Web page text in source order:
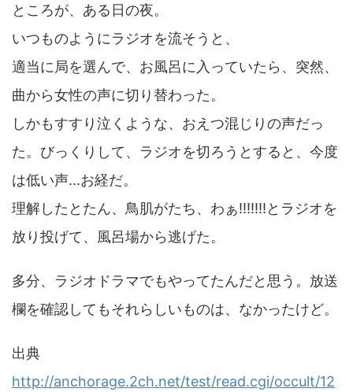
ところが、ある日の夜。
いつものようにラジオを流そうと、
適当に局を選んで、お風呂に入っていたら、突然、
曲から女性の声に切り替わった。
しかもすすり泣くような、おえつ混じりの声だっ
た。びっくりして、ラジオを切ろうとすると、今度
は低い声...お経だ。
理解したとたん、鳥肌がたち、わぁ!!!!!!!とラジオを
放り投げて、風呂場から逃げた。
多分、ラジオドラマでもやってたんだと思う。放送
欄を確認してもそれらしいものは、なかったけど。
出典
http://anchorage.2ch.net/test/read.cgi/occult/12